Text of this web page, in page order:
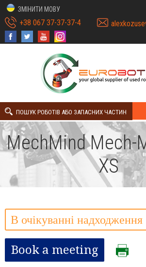
ЗМІНИТИ МОВУ
+38 067 37-37-37-4
ПОШУК РОБОТІВ АБО ЗАПАСНИХ ЧАСТИН
MechMind Mech-
XS
В очікуванні надходження
Book a meeting